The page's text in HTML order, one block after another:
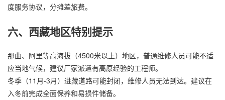
度服务协议，分摊差旅费。
六、西藏地区特别提示
那曲、阿里等高海拔（4500米以上）地区，普通维修人员可能不适
应当地气候，建议厂家派遣有高原经验的工程师。
冬季（11月-3月）进藏道路可能封闭，维修人员无法到达。建议在
入冬前完成全面保养和易损件储备。